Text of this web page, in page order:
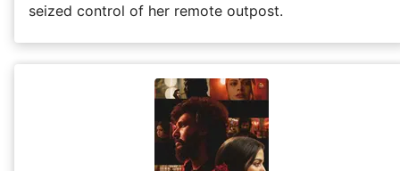
seized control of her remote outpost.